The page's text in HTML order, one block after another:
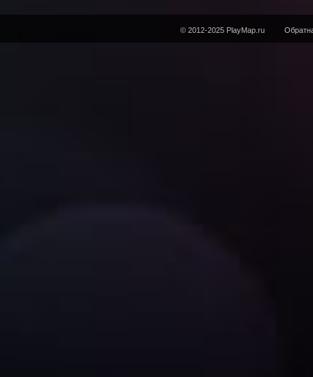
© 2012-2025 PlayMap.ru